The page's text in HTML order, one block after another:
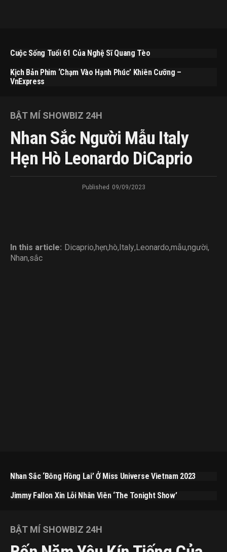
Cuộc Sống Tuổi 61 Của Nghệ Sĩ Quang Tèo
Kịch Bản Phim ‘Chạm Vào Hạnh Phúc’ Khiên Cưỡng –
VnExpress
BẬT MÍ SHOWBIZ 24H
Nhan Sắc Người Mẫu Italy
Hẹn Hò Leonardo DiCaprio
Published 09/09/2023
In this article: Dicaprio,hẹn,hò,Italy,Leonardo,mẫu,người,
Nhan,sắc
Nhan Sắc ‘bông Hồng Lai’ Ở Miss Universe Vietnam 2023
Jimmy Fallon Xin Lỗi Nhân Viên ‘The Tonight Show’
BẬT MÍ SHOWBIZ 24H